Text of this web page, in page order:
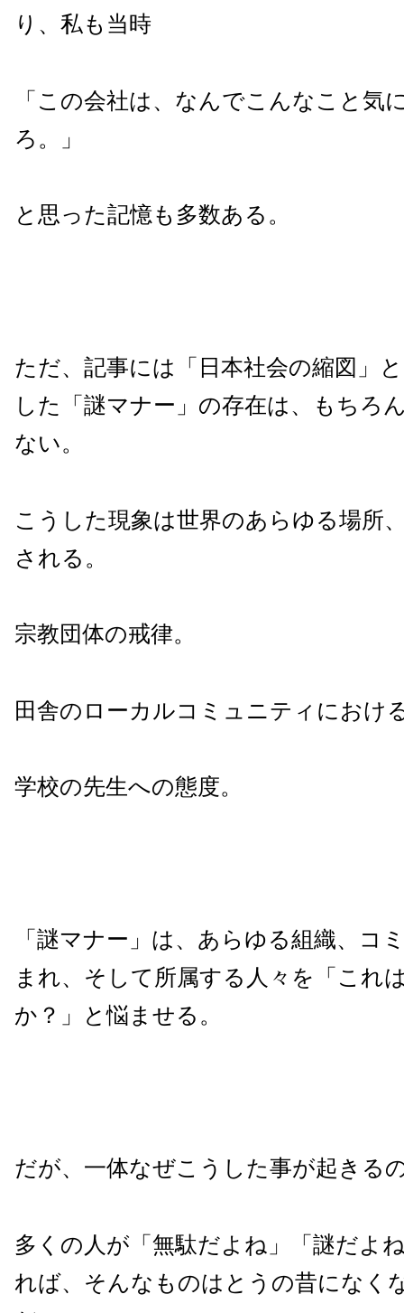
り、私も当時
「この会社は、なんでこんなこと気
ろ。」
と思った記憶も多数ある。
ただ、記事には「日本社会の縮図」
した「謎マナー」の存在は、もちろ
ない。
こうした現象は世界のあらゆる場所
される。
宗教団体の戒律。
田舎のローカルコミュニティにおけ
学校の先生への態度。
「謎マナー」は、あらゆる組織、コ
まれ、そして所属する人々を「これ
か？」と悩ませる。
だが、一体なぜこうした事が起きる
多くの人が「無駄だよね」「謎だよ
れば、そんなものはとうの昔になく